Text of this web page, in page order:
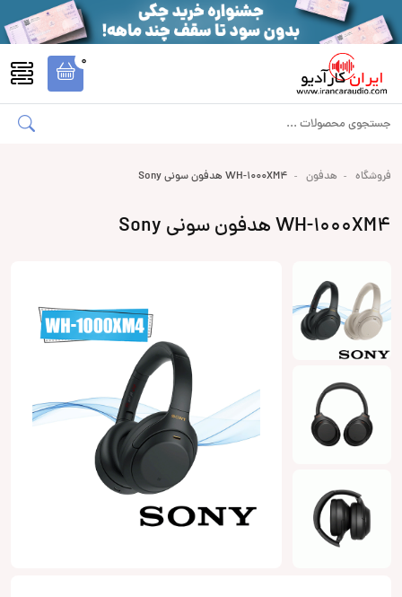
0
فروشگاه هدفون WH-1000XM4 هدفون سونی Sony
WH-1000XM4 هدفون سونی Sony